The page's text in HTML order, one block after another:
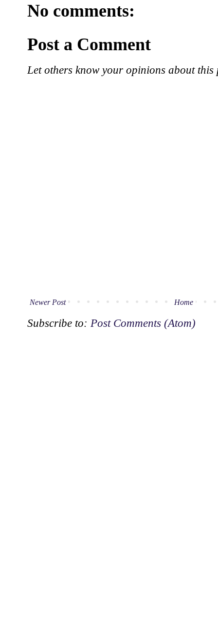
No comments:
Post a Comment
Let others know your opinions about this
Newer Post Home
Subscribe to: Post Comments (Atom)